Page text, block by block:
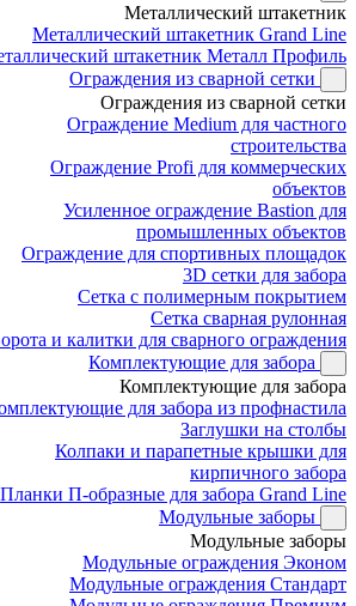
Металлический штакетник
Металлический штакетник Grand Line
штакетник Металл Профиль
Ограждения из сварной сетки
Ограждения из сварной сетки
Ограждение Medium для частного
строительства
Ограждение Profi для коммерческих
объектов
Усиленное ограждение Bastion для
промышленных объектов
Ограждение для спортивных площадок
3D сетки для забора
Сетка с полимерным покрытием
Сетка сварная рулонная
и калитки для сварного ограждения
Комплектующие для забора
Комплектующие для забора
для забора из профнастила
Заглушки на столбы
Колпаки и парапетные крышки для
кирпичного забора
Планки П-образные для забора Grand Line
Модульные заборы
Модульные заборы
Модульные ограждения Эконом
Модульные ограждения Стандарт